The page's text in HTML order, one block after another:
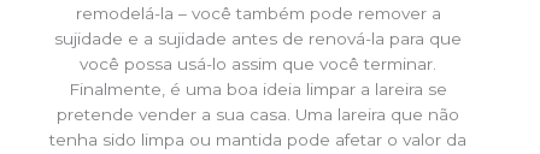
remodelá-la – você também pode remover a
sujidade e a sujidade antes de renová-la para que
você possa usá-lo assim que você terminar.
Finalmente, é uma boa ideia limpar a lareira se
pretende vender a sua casa. Uma lareira que não
tenha sido limpa ou mantida pode afetar o valor da